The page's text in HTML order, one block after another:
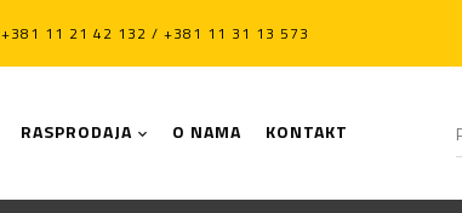
+381 11 21 42 132 / +381 11 31 13 573
RASPRODAJA O NAMA KONTAKT